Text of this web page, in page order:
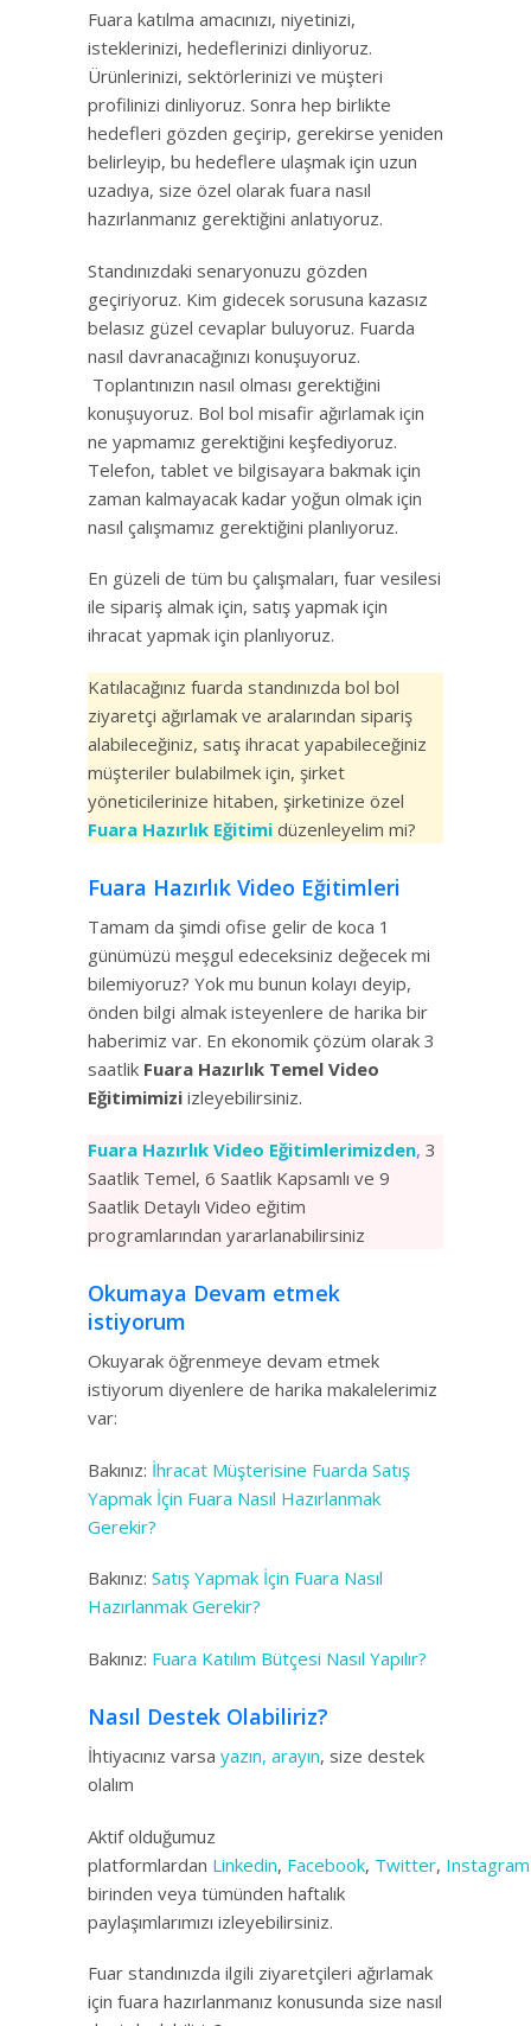
Fuara katılma amacınızı, niyetinizi,
isteklerinizi, hedeflerinizi dinliyoruz.
Ürünlerinizi, sektörlerinizi ve müşteri
profilinizi dinliyoruz. Sonra hep birlikte
hedefleri gözden geçirip, gerekirse yeniden
belirleyip, bu hedeflere ulaşmak için uzun
uzadıya, size özel olarak fuara nasıl
hazırlanmanız gerektiğini anlatıyoruz.
Standınızdaki senaryonuzu gözden
geçiriyoruz. Kim gidecek sorusuna kazasız
belasız güzel cevaplar buluyoruz. Fuarda
nasıl davranacağınızı konuşuyoruz.
Toplantınızın nasıl olması gerektiğini
konuşuyoruz. Bol bol misafir ağırlamak için
ne yapmamız gerektiğini keşfediyoruz.
Telefon, tablet ve bilgisayara bakmak için
zaman kalmayacak kadar yoğun olmak için
nasıl çalışmamız gerektiğini planlıyoruz.
En güzeli de tüm bu çalışmaları, fuar vesilesi
ile sipariş almak için, satış yapmak için
ihracat yapmak için planlıyoruz.
Katılacağınız fuarda standınızda bol bol
ziyaretçi ağırlamak ve aralarından sipariş
alabileceğiniz, satış ihracat yapabileceğiniz
müşteriler bulabilmek için, şirket
yöneticilerinize hitaben, şirketinize özel
Fuara Hazırlık Eğitimi düzenleyelim mi?
Fuara Hazırlık Video Eğitimleri
Tamam da şimdi ofise gelir de koca 1
günümüzü meşgul edeceksiniz değecek mi
bilemiyoruz? Yok mu bunun kolayı deyip,
önden bilgi almak isteyenlere de harika bir
haberimiz var. En ekonomik çözüm olarak 3
saatlik Fuara Hazırlık Temel Video
Eğitimimizi izleyebilirsiniz.
Fuara Hazırlık Video Eğitimlerimizden, 3
Saatlik Temel, 6 Saatlik Kapsamlı ve 9
Saatlik Detaylı Video eğitim
programlarından yararlanabilirsiniz
Okumaya Devam etmek
istiyorum
Okuyarak öğrenmeye devam etmek
istiyorum diyenlere de harika makalelerimiz
var:
Bakınız: İhracat Müşterisine Fuarda Satış
Yapmak İçin Fuara Nasıl Hazırlanmak
Gerekir?
Bakınız: Satış Yapmak İçin Fuara Nasıl
Hazırlanmak Gerekir?
Bakınız: Fuara Katılım Bütçesi Nasıl Yapılır?
Nasıl Destek Olabiliriz?
İhtiyacınız varsa yazın, arayın, size destek
olalım
Aktif olduğumuz
platformlardan Linkedin, Facebook, Twitter, Instagram
birinden veya tümünden haftalık
paylaşımlarımızı izleyebilirsiniz.
Fuar standınızda ilgili ziyaretçileri ağırlamak
için fuara hazırlanmanız konusunda size nasıl